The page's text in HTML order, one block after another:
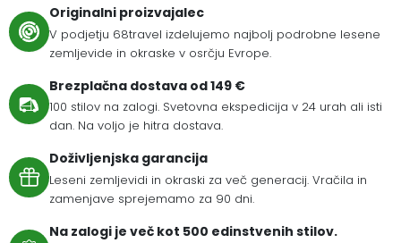
Originalni proizvajalec
V podjetju 68travel izdelujemo najbolj podrobne lesene
zemljevide in okraske v osrčju Evrope.
Brezplačna dostava od 149 €
100 stilov na zalogi. Svetovna ekspedicija v 24 urah ali isti
dan. Na voljo je hitra dostava.
Doživljenjska garancija
Leseni zemljevidi in okraski za več generacij. Vračila in
zamenjave sprejemamo za 90 dni.
Na zalogi je več kot 500 edinstvenih stilov.